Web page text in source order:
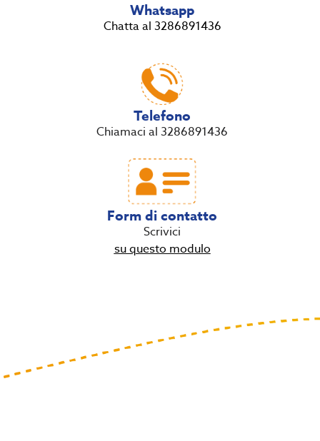
Whatsapp
Chatta al 3286891436
Telefono
Chiamaci al 3286891436
Form di contatto
Scrivici
su questo modulo